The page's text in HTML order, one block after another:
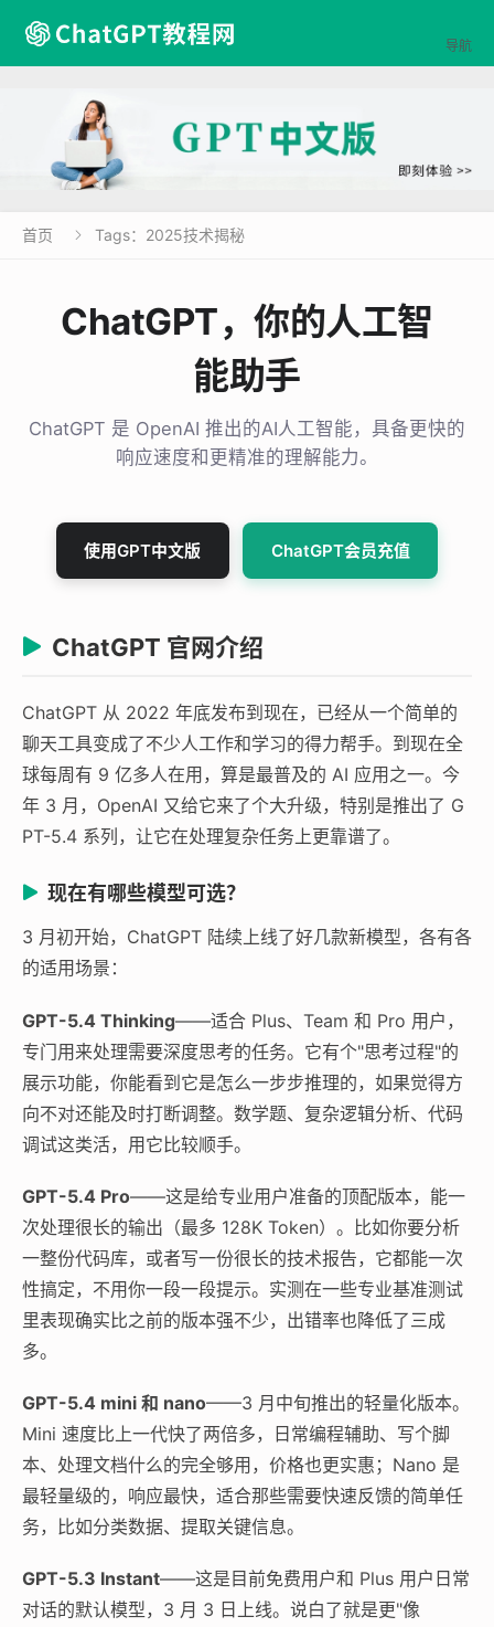
导航
首页  Tags：2025技术揭秘
ChatGPT，你的人工智
能助手
ChatGPT 是 OpenAI 推出的AI人工智能，具备更快的
响应速度和更精准的理解能力。
使用GPT中文版 ChatGPT会员充值
ChatGPT 官网介绍
ChatGPT 从 2022 年底发布到现在，已经从一个简单的
聊天工具变成了不少人工作和学习的得力帮手。到现在全
球每周有 9 亿多人在用，算是最普及的 AI 应用之一。今
年 3 月，OpenAI 又给它来了个大升级，特别是推出了 G
PT-5.4 系列，让它在处理复杂任务上更靠谱了。
现在有哪些模型可选？
3 月初开始，ChatGPT 陆续上线了好几款新模型，各有各
的适用场景：
GPT-5.4 Thinking——适合 Plus、Team 和 Pro 用户，
专门用来处理需要深度思考的任务。它有个"思考过程"的
展示功能，你能看到它是怎么一步步推理的，如果觉得方
向不对还能及时打断调整。数学题、复杂逻辑分析、代码
调试这类活，用它比较顺手。
GPT-5.4 Pro——这是给专业用户准备的顶配版本，能一
次处理很长的输出（最多 128K Token）。比如你要分析
一整份代码库，或者写一份很长的技术报告，它都能一次
性搞定，不用你一段一段提示。实测在一些专业基准测试
里表现确实比之前的版本强不少，出错率也降低了三成
多。
GPT-5.4 mini 和 nano——3 月中旬推出的轻量化版本。
Mini 速度比上一代快了两倍多，日常编程辅助、写个脚
本、处理文档什么的完全够用，价格也更实惠；Nano 是
最轻量级的，响应最快，适合那些需要快速反馈的简单任
务，比如分类数据、提取关键信息。
GPT-5.3 Instant——这是目前免费用户和 Plus 用户日常
对话的默认模型，3 月 3 日上线。说白了就是更"像